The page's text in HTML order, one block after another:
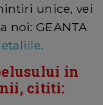
unice, vei
noi: GEANTA
in
cititi: